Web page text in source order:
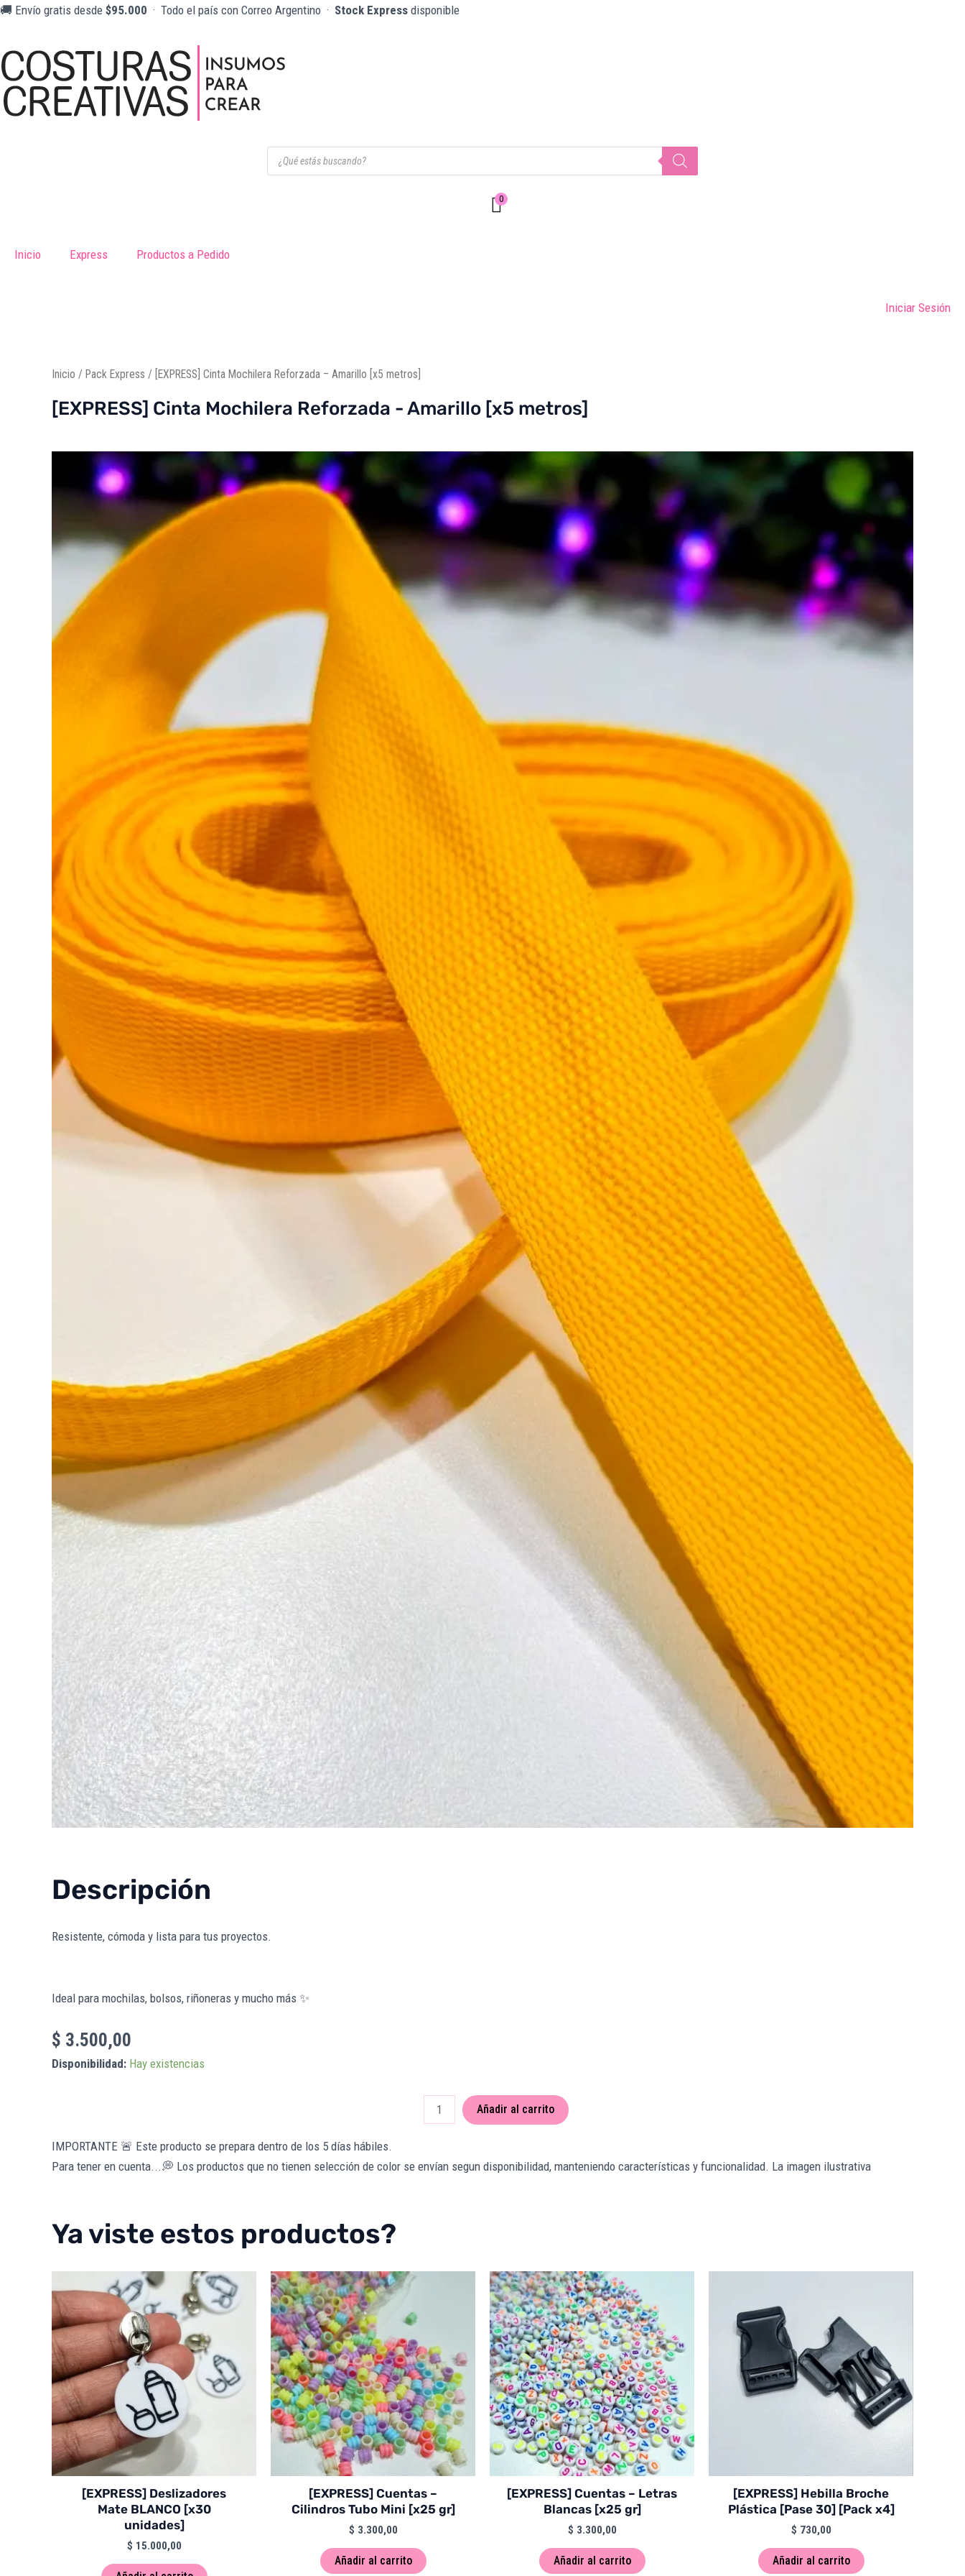
🚚 Envío gratis desde $95.000 · Todo el país con Correo Argentino · Stock Express disponible
Ir
contenido
Búsqueda
productos
0
Inicio Express Productos a Pedido
Iniciar Sesión
Inicio / Pack Express / [EXPRESS] Cinta Mochilera Reforzada – Amarillo [x5 metros]
[EXPRESS] Cinta Mochilera Reforzada - Amarillo [x5 metros]
Descripción
Resistente, cómoda y lista para tus proyectos.
Ideal para mochilas, bolsos, riñoneras y mucho más ✨
$ 3.500,00
Disponibilidad: Hay existencias
Mochilera
Reforzada
Amarillo
cantidad
Añadir al carrito
IMPORTANTE 🚨 Este producto se prepara dentro de los 5 días hábiles.
Para tener en cuenta...💭 Los productos que no tienen selección de color se envían segun disponibilidad, manteniendo características y funcionalidad. La imagen ilustrativa
Ya viste estos productos?
[EXPRESS] Deslizadores
Mate BLANCO [x30
unidades]
$ 15.000,00
[EXPRESS] Cuentas –
Cilindros Tubo Mini [x25 gr]
$ 3.300,00
Añadir al carrito
[EXPRESS] Cuentas – Letras
Blancas [x25 gr]
$ 3.300,00
Añadir al carrito
[EXPRESS] Hebilla Broche
Plástica [Pase 30] [Pack x4]
$ 730,00
Añadir al carrito